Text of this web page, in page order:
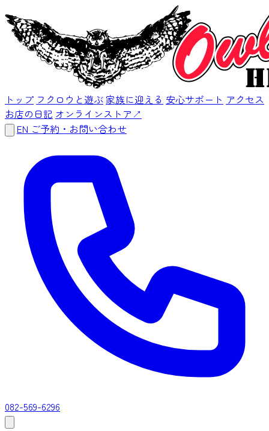
トップ フクロウと遊ぶ家族に迎える 安心サポート アクセス
お店の日記 オンラインストア ↗
EN ご予約・お問い合わせ
082-569-6296